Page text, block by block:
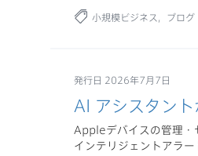
小規模ビジネス ブログ
発行日 2026年7月7日
AI アシスタン
Appleデバイスの管理・
インテリジェントアラー